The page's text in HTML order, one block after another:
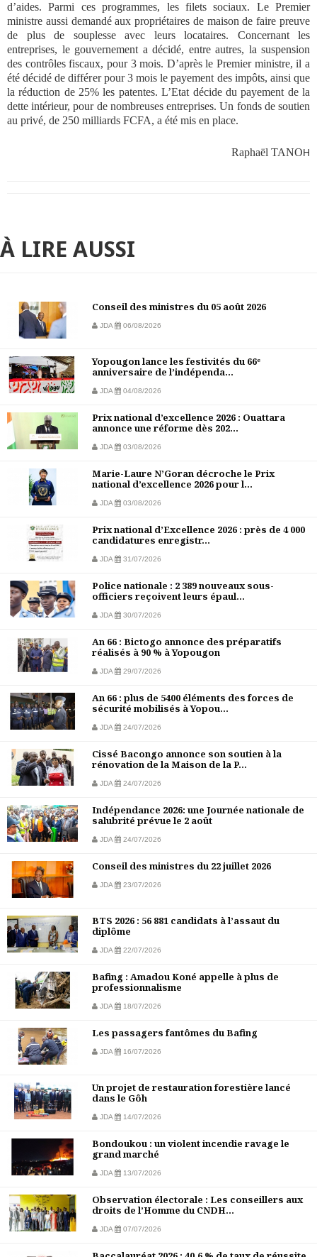
d’aides. Parmi ces programmes, les filets sociaux. Le Premier
ministre aussi demandé aux propriétaires de maison de faire preuve
de plus de souplesse avec leurs locataires. Concernant les
entreprises, le gouvernement a décidé, entre autres, la suspension
des contrôles fiscaux, pour 3 mois. D’après le Premier ministre, il a
été décidé de différer pour 3 mois le payement des impôts, ainsi que
la réduction de 25% les patentes. L’Etat décide du payement de la
dette intérieur, pour de nombreuses entreprises. Un fonds de soutien
au privé, de 250 milliards FCFA, a été mis en place.
Raphaël TANOH
À LIRE AUSSI
Conseil des ministres du 05 août 2026
JDA 06/08/2026
Yopougon lance les festivités du 66ᵉ
anniversaire de l’indépenda...
JDA 04/08/2026
Prix national d’excellence 2026 : Ouattara
annonce une réforme dès 202...
JDA 03/08/2026
Marie-Laure N’Goran décroche le Prix
national d’excellence 2026 pour l...
JDA 03/08/2026
Prix national d’Excellence 2026 : près de 4 000
candidatures enregistr...
JDA 31/07/2026
Police nationale : 2 389 nouveaux sous-
officiers reçoivent leurs épaul...
JDA 30/07/2026
An 66 : Bictogo annonce des préparatifs
réalisés à 90 % à Yopougon
JDA 29/07/2026
An 66 : plus de 5400 éléments des forces de
sécurité mobilisés à Yopou...
JDA 24/07/2026
Cissé Bacongo annonce son soutien à la
rénovation de la Maison de la P...
JDA 24/07/2026
Indépendance 2026: une Journée nationale de
salubrité prévue le 2 août
JDA 24/07/2026
Conseil des ministres du 22 juillet 2026
JDA 23/07/2026
BTS 2026 : 56 881 candidats à l’assaut du
diplôme
JDA 22/07/2026
Bafing : Amadou Koné appelle à plus de
professionnalisme
JDA 18/07/2026
Les passagers fantômes du Bafing
JDA 16/07/2026
Un projet de restauration forestière lancé
dans le Gôh
JDA 14/07/2026
Bondoukou : un violent incendie ravage le
grand marché
JDA 13/07/2026
Observation électorale : Les conseillers aux
droits de l’Homme du CNDH...
JDA 07/07/2026